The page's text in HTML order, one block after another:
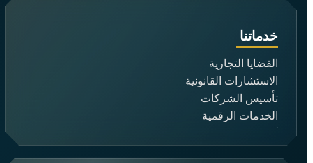
خدماتنا
القضايا التجارية
الاستشارات القانونية
تأسيس الشركات
الخدمات الرقمية